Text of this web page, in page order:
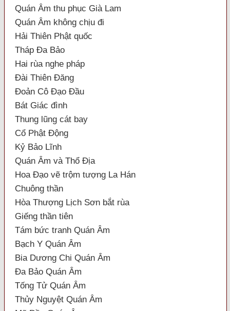
Quán Âm thu phục Già Lam
Quán Âm không chịu đi
Hải Thiên Phật quốc
Tháp Đa Bảo
Hai rùa nghe pháp
Đài Thiên Đăng
Đoản Cô Đạo Đầu
Bát Giác đình
Thung lũng cát bay
Cổ Phật Động
Kỷ Bảo Lĩnh
Quán Âm và Thổ Địa
Hoa Đạo vẽ trộm tượng La Hán
Chuông thần
Hòa Thượng Lịch Sơn bắt rùa
Giếng thần tiên
Tám bức tranh Quán Âm
Bạch Y Quán Âm
Bia Dương Chi Quán Âm
Đa Bảo Quán Âm
Tống Tử Quán Âm
Thủy Nguyệt Quán Âm